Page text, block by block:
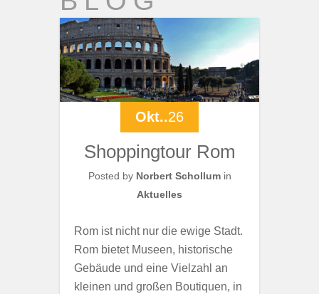
Okt..26
Shoppingtour Rom
Posted by Norbert Schollumin
Aktuelles
Rom ist nicht nur die ewige Stadt.
Rom bietet Museen, historische
Gebäude und eine Vielzahl an
kleinen und großen Boutiquen, in